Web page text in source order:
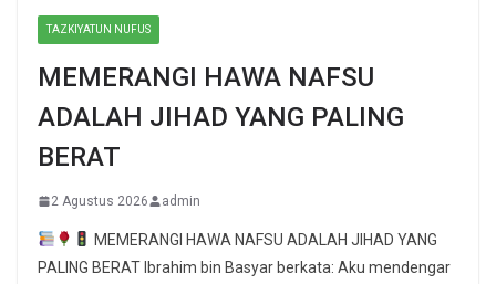
TAZKIYATUN NUFUS
MEMERANGI HAWA NAFSU
ADALAH JIHAD YANG PALING
BERAT
2 Agustus 2026 admin
MEMERANGI HAWA NAFSU ADALAH JIHAD YANG
PALING BERAT Ibrahim bin Basyar berkata: Aku mendengar